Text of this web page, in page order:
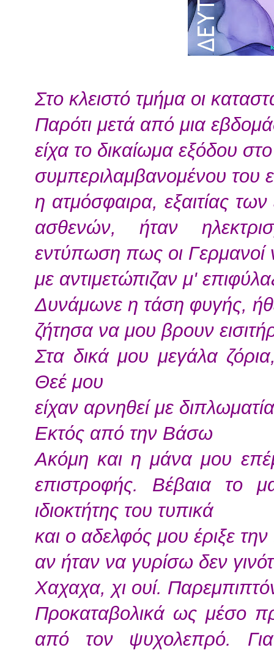
Στο κλειστό τμήμα οι
Παρότι μετά από μια
είχα το δικαίωμα εξόδου
συμπεριλαμβανομένου του
η ατμόσφαιρα, εξαιτίας
ασθενών, ήταν
εντύπωση πως οι Γερμανοί
με αντιμετώπιζαν μ'
Δυνάμωνε η τάση φυγής,
ζήτησα να μου βρουν
Στα δικά μου μεγάλα
Θεέ μου
είχαν αρνηθεί με
Εκτός από την Βάσω
Ακόμη και η μάνα μου
επιστροφής. Βέβαια το
ιδιοκτήτης του τυπικά
και ο αδελφός μου έριξε την
αν ήταν να γυρίσω δεν
Χαχαχα, χι ουί.
Προκαταβολικά ως μέσο
από τον ψυχολεπρό.